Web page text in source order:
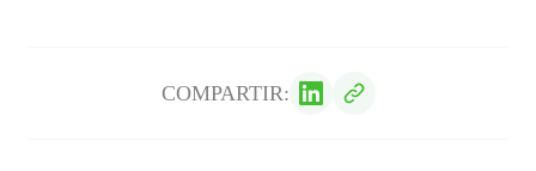
COMPARTIR: